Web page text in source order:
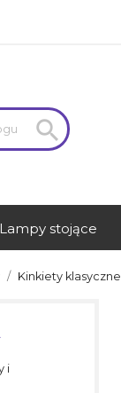

Lampy stojące
Kinkiety klasyczne
i